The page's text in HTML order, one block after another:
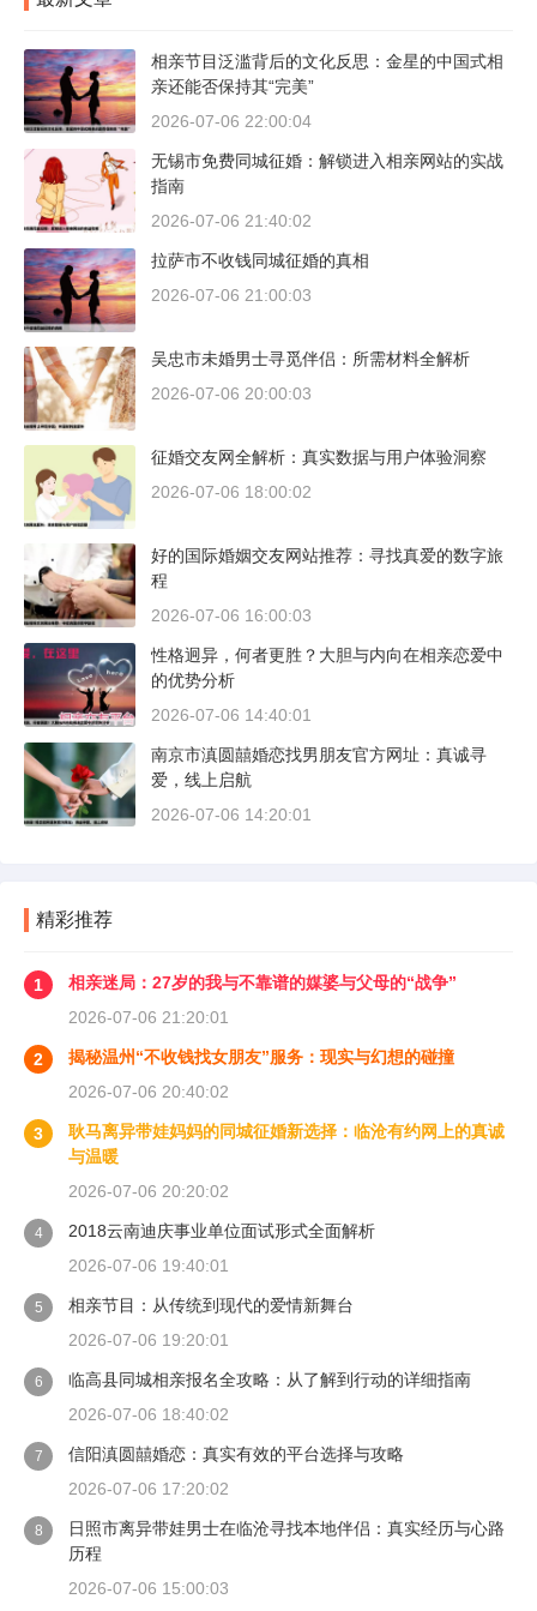
相亲节目泛滥背后的文化反思：金星的中国式相
亲还能否保持其“完美”
2026-07-06 22:00:04
无锡市免费同城征婚：解锁进入相亲网站的实战
指南
2026-07-06 21:40:02
拉萨市不收钱同城征婚的真相
2026-07-06 21:00:03
吴忠市未婚男士寻觅伴侣：所需材料全解析
2026-07-06 20:00:03
征婚交友网全解析：真实数据与用户体验洞察
2026-07-06 18:00:02
好的国际婚姻交友网站推荐：寻找真爱的数字旅
程
2026-07-06 16:00:03
性格迥异，何者更胜？大胆与内向在相亲恋爱中
的优势分析
2026-07-06 14:40:01
南京市滇圆囍婚恋找男朋友官方网址：真诚寻
爱，线上启航
2026-07-06 14:20:01
精彩推荐
1
相亲迷局：27岁的我与不靠谱的媒婆与父母的“战争”
2026-07-06 21:20:01
2
揭秘温州“不收钱找女朋友”服务：现实与幻想的碰撞
2026-07-06 20:40:02
3
耿马离异带娃妈妈的同城征婚新选择：临沧有约网上的真诚
与温暖
2026-07-06 20:20:02
4
2018云南迪庆事业单位面试形式全面解析
2026-07-06 19:40:01
5
相亲节目：从传统到现代的爱情新舞台
2026-07-06 19:20:01
6
临高县同城相亲报名全攻略：从了解到行动的详细指南
2026-07-06 18:40:02
7
信阳滇圆囍婚恋：真实有效的平台选择与攻略
2026-07-06 17:20:02
8
日照市离异带娃男士在临沧寻找本地伴侣：真实经历与心路
历程
2026-07-06 15:00:03